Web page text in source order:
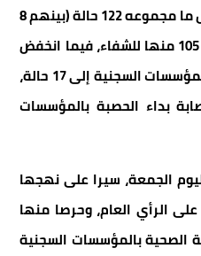
إلى حدود أمس الخميس، تسجيل ما مجموعه 122 حالة (بينهم 8
أحداث و6 نساء وطفلان) تماثل 105 منها للشفاء، فيما انخفض
عدد الإصابات المسجلة حاليا بالمؤسسات السجنية إلى 17 حالة،
بداء الحصبة بالمؤسسات
الجمعة، سيرا على نهجها
على الرأي العام، وحرصا منها
الصحية بالمؤسسات السجنية